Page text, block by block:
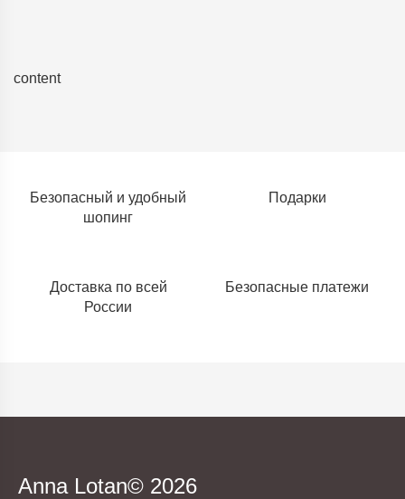
content
Безопасный и удобный
шопинг
Подарки
Доставка по всей
России
Безопасные платежи
Anna Lotan© 2026